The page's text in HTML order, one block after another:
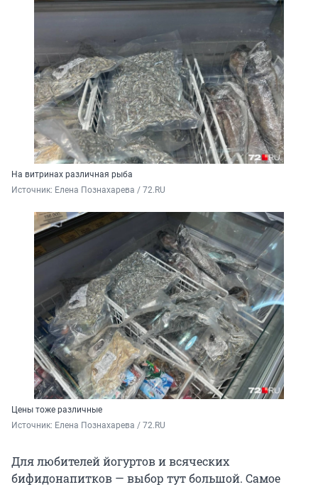
На витринах различная рыба
Источник: Елена Познахарева / 72.RU
Цены тоже различные
Источник: Елена Познахарева / 72.RU
Для любителей йогуртов и всяческих
бифидонапитков — выбор тут большой. Самое